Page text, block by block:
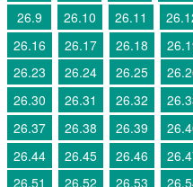
26.9
26.10 26.11
26.16
26.17 26.18
26.23
26.24 26.25
26.30
26.31 26.32
26.37
26.38 26.39
26.44
26.45 26.46
26.51
26.52 26.53